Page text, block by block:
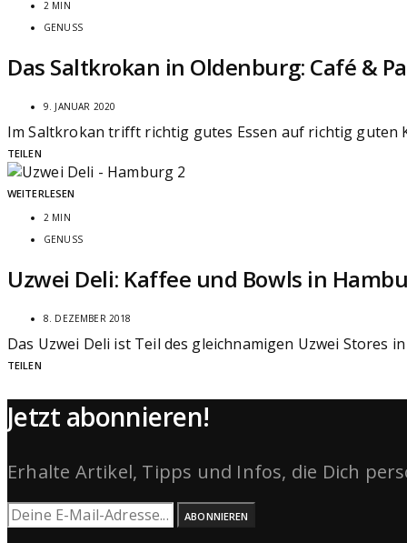
2 MIN
GENUSS
Das Saltkrokan in Oldenburg: Café &
9. JANUAR 2020
Im Saltkrokan trifft richtig gutes Essen auf richtig guten
TEILEN
WEITERLESEN
2 MIN
GENUSS
Uzwei Deli: Kaffee und Bowls in
8. DEZEMBER 2018
Das Uzwei Deli ist Teil des gleichnamigen Uzwei Stores
TEILEN
Jetzt abonnieren!
Erhalte Artikel, Tipps und Infos, die Dich
ABONNIEREN